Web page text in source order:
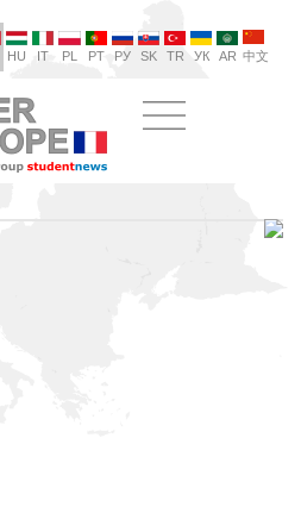
HU IT PL PT РУ SK TR УК AR 中文